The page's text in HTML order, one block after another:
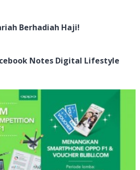
Berhadiah Haji!
Notes Digital Lifestyle